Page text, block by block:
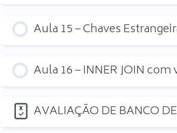
Aula 15 – Chaves
Aula 16 – INNER JOIN com
AVALIAÇÃO DE BANCO